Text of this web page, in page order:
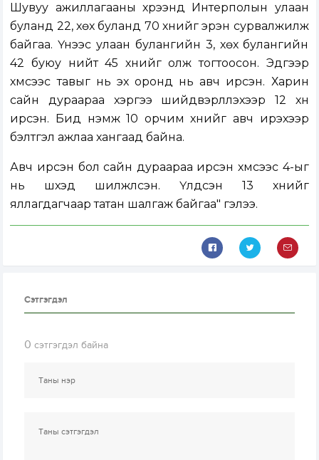
Шувуу ажиллагааны хүрээнд Интерполын улаан
буланд 22, хөх буланд 70 хүнийг эрэн сурвалжилж
байгаа. Үүнээс улаан булангийн 3, хөх булангийн
42 буюу нийт 45 хүнийг олж тогтоосон. Эдгээр
хүмүүсээс тавыг нь эх оронд нь авч ирсэн. Харин
сайн дураараа хэргээ шийдвэрлүүлэхээр 12 хүн
ирсэн. Бид нэмж 10 орчим хүнийг авч ирэхээр
бэлтгэл ажлаа хангаад байна.
Авч ирсэн бол сайн дураараа ирсэн хүмүүсээс 4-ыг
нь шүүхэд шилжүүлсэн. Үлдсэн 13 хүнийг
яллагдагчаар татан шалгаж байгаа" гэлээ.
Сэтгэгдэл
0 сэтгэгдэл байна